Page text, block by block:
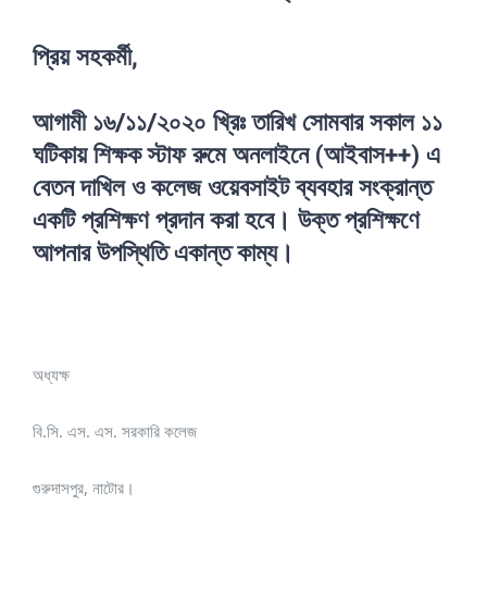
প্রিয় সহকর্মী,
আগামী ১৬/১১/২০২০ খ্রিঃ তারিখ সোমবার সকাল ১১
ঘটিকায় শিক্ষক স্টাফ রুমে অনলাইনে(আইবাস++) এ
বেতন দাখিল ও কলেজ ওয়েবসাইট ব্যবহার সংক্রান্ত
একটি প্রশিক্ষণ প্রদান করা হবে। উক্ত প্রশিক্ষণে
আপনার উপস্থিতি একান্ত কাম্য।
অধ্যক্ষ
বি.সি. এস. এস. সরকারি কলেজ
গুরুদাসপুর, নাটোর।